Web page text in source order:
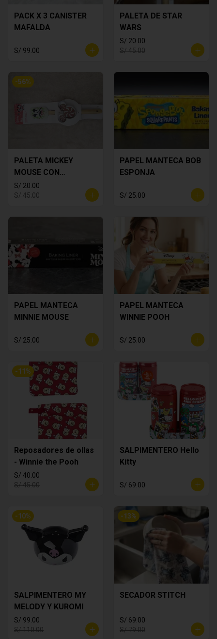
PACK X 3 CANISTER
MAFALDA
S/ 99.00
PALETA DE STAR
WARS
S/ 20.00
S/ 45.00
-56%
PALETA MICKEY
MOUSE CON
CORTADOR DE
GALLETA
S/ 20.00
S/ 45.00
PAPEL MANTECA BOB
ESPONJA
S/ 25.00
PAPEL MANTECA
MINNIE MOUSE
S/ 25.00
PAPEL MANTECA
WINNIE POOH
S/ 25.00
-11 %
Reposadores de ollas
- Winnie the Pooh
S/ 40.00
S/ 45.00
SALPIMENTERO Hello
Kitty
S/ 69.00
-10%
SALPIMENTERO MY
MELODY Y KUROMI
S/ 99.00
S/ 110.00
-13%
SECADOR STITCH
S/ 69.00
S/ 79.00